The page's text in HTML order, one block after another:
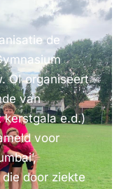
de
OI organiseert
van
kerstgala e.d.)
voor
door ziekte